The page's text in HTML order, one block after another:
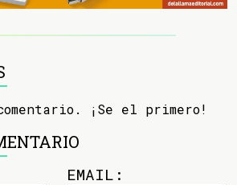
¡Se el primero!
EMAIL: